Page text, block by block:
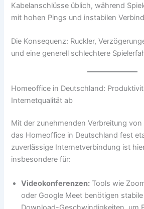
Kabelanschlüsse üblich, während
mit hohen Pings und instabilen
Die Konsequenz: Ruckler,
und eine generell schlechtere
Homeoffice in Deutschland:
Internetqualität ab
Mit der zunehmenden Verbreitung von
das Homeoffice in Deutschland fest
zuverlässige Internetverbindung ist
insbesondere für:
Videokonferenzen: Tools wie
oder Google Meet benötigen